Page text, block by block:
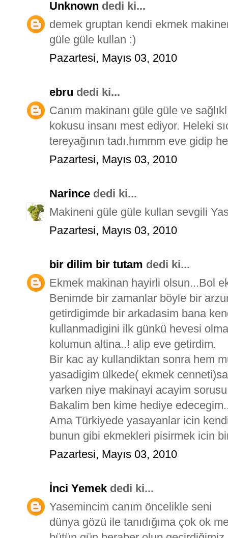
Unknown dedi ki...
demek gruptan kendi ekmek
güle güle kullan :)
Pazartesi, Mayıs 03, 2010
ebru dedi ki...
Canım makinanı güle güle ve
kokusu insanı mest ediyor. Heleki
tereyağının tadı.hımmm eve gidip
Pazartesi, Mayıs 03, 2010
Narince dedi ki...
Makineni güle güle kullan sevgili
Pazartesi, Mayıs 03, 2010
bir dilim bir tutam dedi ki...
Ekmek makinan hayirli olsun...Bol
Benimde bir zamanlar böyle bir
getirdigimde bir arkadasim bana
kullanmadigini ilk günkü hevesi
kolumun altina..! alip eve getirdim.
Bir kac ay kullandiktan sonra hem
yasadigim ülkede( ekmek
varken niye makinayi acayim
Bakalim ben kime hediye
Ama Türkiyede yasayanlar icin
bunun gibi ekmekleri pisirmek icin
Pazartesi, Mayıs 03, 2010
İnci Yemek dedi ki...
Yasemincim canım öncelikle seni
dünya gözü ile tanıdığıma çok ok